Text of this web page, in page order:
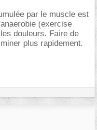
par le muscle est
(exercise
douleurs. Faire de
plus rapidement.